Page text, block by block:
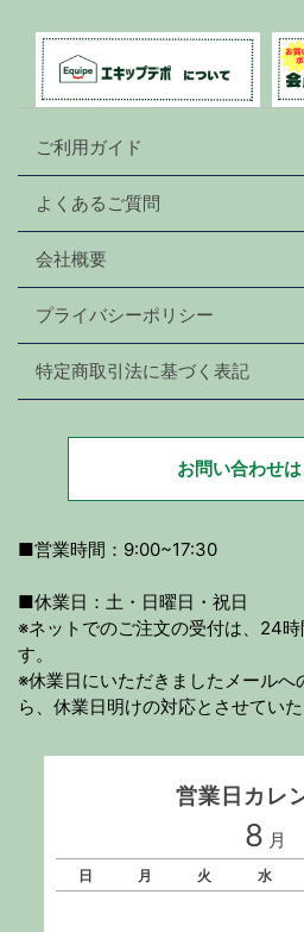
ご利用ガイド
よくあるご質問
会社概要
プライバシーポリシー
特定商取引法に基づく表記
お問い合わせ
■営業時間：9:00~17:30
■休業日：土・日曜日・祝日
※ネットでのご注文の受付は、24
す。
※休業日にいただきましたメール
ら、休業日明けの対応とさせていた
営業日カレ
8 月
日 月 火 水